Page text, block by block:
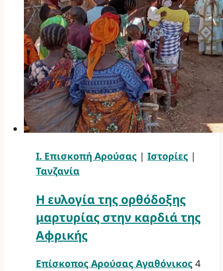
Ι. Επισκοπή Αρούσας | Ιστορίες |
Τανζανία
Η ευλογία της ορθόδοξης
μαρτυρίας στην καρδιά της
Αφρικής
Επίσκοπος Αρούσας Αγαθόνικος 4